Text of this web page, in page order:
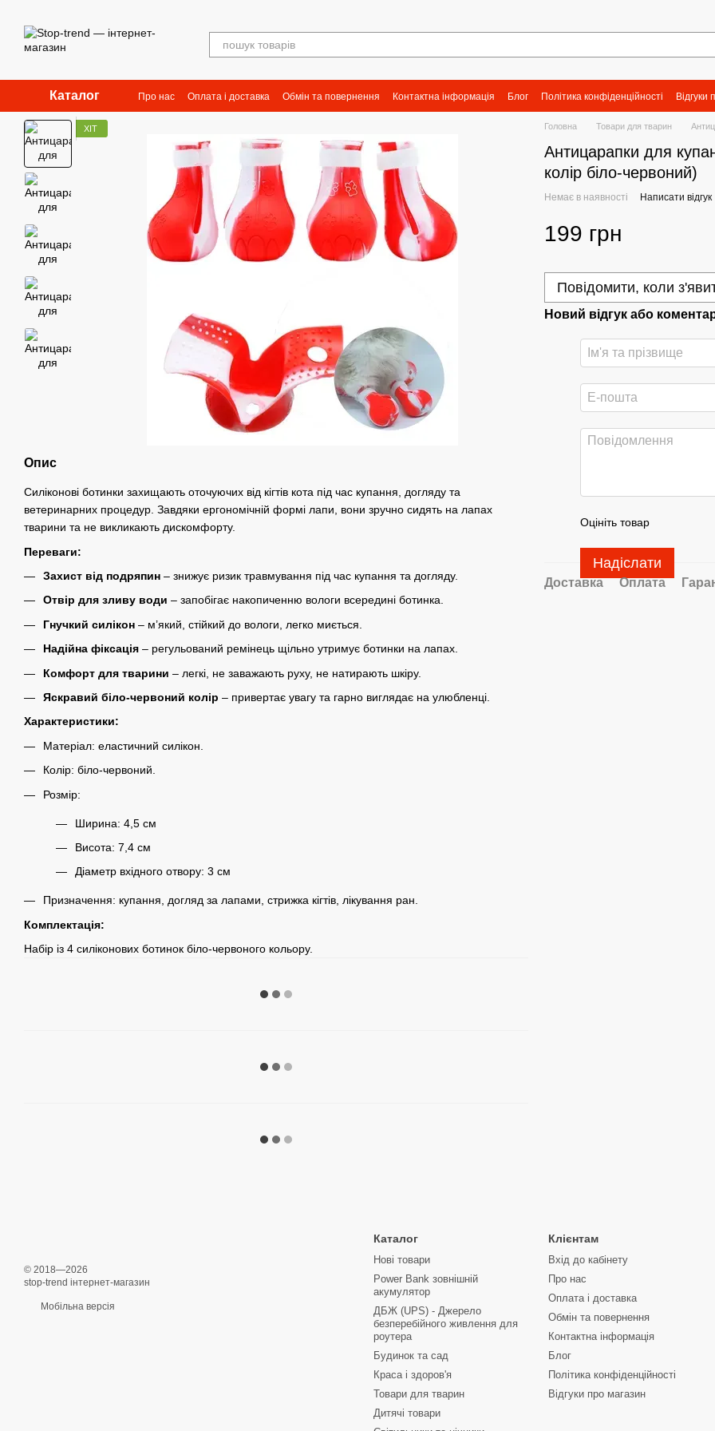
Каталог Про нас Оплата і доставка Обмін та повернення Контактна інформація Блог Політика конфіденційності Відгуки
ХІТ
Опис
Силіконові ботинки захищають оточуючих від кігтів кота під час купання, догляду та
ветеринарних процедур. Завдяки ергономічній формі лапи, вони зручно сидять на лапах
тварини та не викликають дискомфорту.
Переваги:
Захист від подряпин – знижує ризик травмування під час купання та догляду.
Отвір для зливу води – запобігає накопиченню вологи всередині ботинка.
Гнучкий силікон – м’який, стійкий до вологи, легко миється.
Надійна фіксація – регульований ремінець щільно утримує ботинки на лапах.
Комфорт для тварини – легкі, не заважають руху, не натирають шкіру.
Яскравий біло-червоний колір – привертає увагу та гарно виглядає на улюбленці.
Характеристики:
Матеріал: еластичний силікон.
Колір: біло-червоний.
Розмір:
Ширина: 4,5 см
Висота: 7,4 см
Діаметр вхідного отвору: 3 см
Призначення: купання, догляд за лапами, стрижка кігтів, лікування ран.
Комплектація:
Набір із 4 силіконових ботинок біло-червоного кольору.
Головна Товари для тварин
Антицарапки для
колір біло-червоний)
Немає в наявності Написати відгук
199 грн
Повідомити, коли
Новий відгук або
Оцініть товар
Надіслати
Доставка Оплата
© 2018—2026
stop-trend інтернет-магазин
Мобільна версія
Каталог
Нові товари
Power Bank зовнішній
акумулятор
ДБЖ (UPS) - Джерело
безперебійного живлення для
роутера
Будинок та сад
Краса і здоров'я
Товари для тварин
Дитячі товари
Клієнтам
Вхід до кабінету
Про нас
Оплата і доставка
Обмін та повернення
Контактна інформація
Блог
Політика конфіденційності
Відгуки про магазин